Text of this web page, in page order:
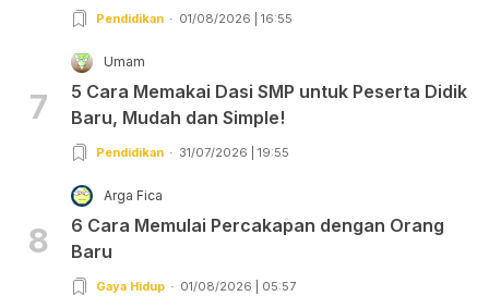
Pendidikan 01/08/2026 | 16:55
7
Umam
5 Cara Memakai Dasi SMP untuk Peserta Didik
Baru, Mudah dan Simple!
Pendidikan 31/07/2026 | 19:55
8
Arga Fica
6 Cara Memulai Percakapan dengan Orang
Baru
Gaya Hidup 01/08/2026 | 05:57